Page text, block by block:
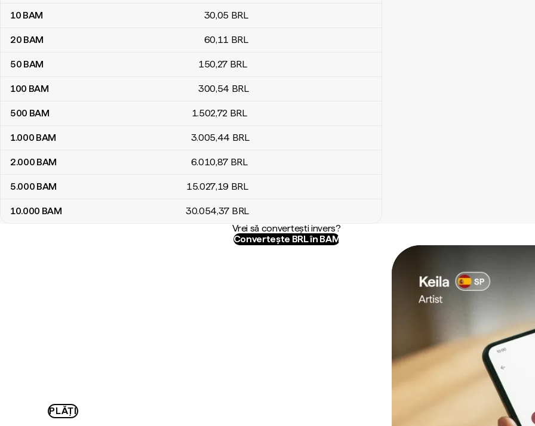
10 BAM 30,05 BRL
20 BAM 60,11 BRL
50 BAM 150,27 BRL
100 BAM 300,54 BRL
500 BAM 1.502,72 BRL
1.000 BAM 3.005,44 BRL
2.000 BAM 6.010,87 BRL
5.000 BAM 15.027,19 BRL
10.000 BAM 30.054,37 BRL
Vrei să convertești invers?
Convertește BRL în BAM
PLĂȚI